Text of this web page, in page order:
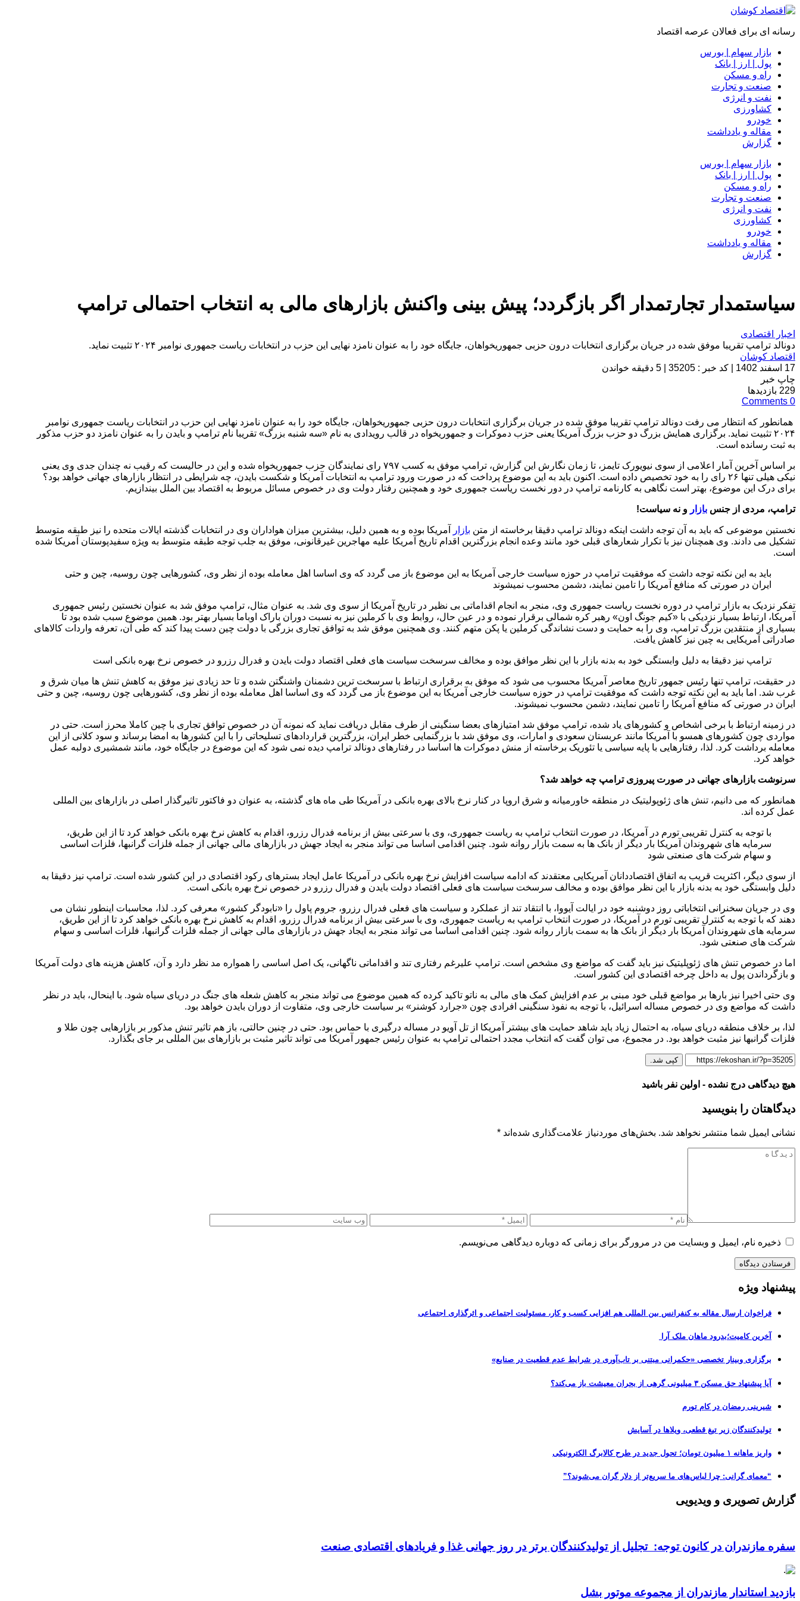
رسانه ای برای فعالان عرصه اقتصاد
بازار سهام | بورس
پول | ارز | بانک
راه و مسکن
صنعت و تجارت
نفت و انرژی
کشاورزی
خودرو
مقاله و یادداشت
گزارش
بازار سهام | بورس
پول | ارز | بانک
راه و مسکن
صنعت و تجارت
نفت و انرژی
کشاورزی
خودرو
مقاله و یادداشت
گزارش
سیاستمدار تجارتمدار اگر بازگردد؛ پیش بینی واکنش بازارهای مالی به انتخاب احتمالی ترامپ
اخبار اقتصادی
دونالد ترامپ تقریبا موفق شده در جریان برگزاری انتخابات درون حزبی جمهوریخواهان، جایگاه خود را به عنوان نامزد نهایی این حزب در انتخابات ریاست جمهوری نوامبر ۲۰۲۴ تثبیت نماید.
اقتصاد کوشان
17 اسفند 1402
کد خبر : 35205
5 دقیقه خواندن
چاپ خبر
229 بازدیدها
0
Comments
همانطور که انتظار می رفت دونالد ترامپ تقریبا موفق شده در جریان برگزاری انتخابات درون حزبی جمهوریخواهان، جایگاه خود را به عنوان نامزد نهایی این حزب در انتخابات ریاست جمهوری نوامبر
۲۰۲۴ تثبیت نماید. برگزاری همایش بزرگ دو حزب بزرگ آمریکا یعنی حزب دموکرات و جمهوریخواه در قالب رویدادی به نام «سه شنبه بزرگ» تقریبا نام ترامپ و بایدن را به عنوان نامزد دو حزب مذکور
به ثبت رسانده است.
بر اساس آخرین آمار اعلامی از سوی نیویورک تایمز، تا زمان نگارش این گزارش، ترامپ موفق به کسب ۷۹۷ رای نمایندگان حزب جمهوریخواه شده و این در حالیست که رقیب نه چندان جدی وی یعنی
نیکی هیلی تنها ۲۶ رای را به خود تخصیص داده است. اکنون باید به این موضوع پرداخت که در صورت ورود ترامپ به انتخابات آمریکا و شکست بایدن، چه شرایطی در انتظار بازارهای جهانی خواهد بود؟
برای درک این موضوع، بهتر است نگاهی به کارنامه ترامپ در دور نخست ریاست جمهوری خود و همچنین رفتار دولت وی در خصوص مسائل مربوط به اقتصاد بین الملل بیندازیم.
ترامپ، مردی از جنس بازار و نه سیاست!
نخستین موضوعی که باید به آن توجه داشت اینکه دونالد ترامپ دقیقا برخاسته از متن بازار
آمریکا بوده و به همین دلیل، بیشترین میزان هواداران وی در انتخابات گذشته ایالات متحده را نیز طبقه متوسط
تشکیل می دادند. وی همچنان نیز با تکرار شعارهای قبلی خود مانند وعده انجام بزرگترین اقدام تاریخ آمریکا علیه مهاجرین غیرقانونی، موفق به جلب توجه طبقه متوسط به ویژه سفیدپوستان آمریکا شده
است.
باید به این نکته توجه داشت که موفقیت ترامپ در حوزه سیاست خارجی آمریکا به این موضوع باز می گردد که وی اساسا اهل معامله بوده از نظر وی، کشورهایی چون روسیه، چین و حتی
ایران در صورتی که منافع آمریکا را تامین نمایند، دشمن محسوب نمیشوند
تفکر نزدیک به بازار ترامپ در دوره نخست ریاست جمهوری وی، منجر به انجام اقداماتی بی نظیر در تاریخ آمریکا از سوی وی شد. به عنوان مثال، ترامپ موفق شد به عنوان نخستین رئیس جمهوری
آمریکا، ارتباط بسیار نزدیکی با «کیم جونگ اون» رهبر کره شمالی برقرار نموده و در عین حال، روابط وی با کرملین نیز به نسبت دوران باراک اوباما بسیار بهتر بود. همین موضوع سبب شده بود تا
بسیاری از منتقدین بزرگ ترامپ، وی را به حمایت و دست نشاندگی کرملین یا پکن متهم کنند. وی همچنین موفق شد به توافق تجاری بزرگی با دولت چین دست پیدا کند که طی آن، تعرفه واردات کالاهای
صادراتی آمریکایی به چین نیز کاهش یافت.
ترامپ نیز دقیقا به دلیل وابستگی خود به بدنه بازار با این نظر موافق بوده و مخالف سرسخت سیاست های فعلی اقتصاد دولت بایدن و فدرال رزرو در خصوص نرخ بهره بانکی است
در حقیقت، ترامپ تنها رئیس جمهور تاریخ معاصر آمریکا محسوب می شود که موفق به برقراری ارتباط با سرسخت ترین دشمنان واشنگتن شده و تا حد زیادی نیز موفق به کاهش تنش ها میان شرق و
غرب شد. اما باید به این نکته توجه داشت که موفقیت ترامپ در حوزه سیاست خارجی آمریکا به این موضوع باز می گردد که وی اساسا اهل معامله بوده از نظر وی، کشورهایی چون روسیه، چین و حتی
ایران در صورتی که منافع آمریکا را تامین نمایند، دشمن محسوب نمیشوند.
در زمینه ارتباط با برخی اشخاص و کشورهای یاد شده، ترامپ موفق شد امتیازهای بعضا سنگینی از طرف مقابل دریافت نماید که نمونه آن در خصوص توافق تجاری با چین کاملا محرز است. حتی در
مواردی چون کشورهای همسو با آمریکا مانند عربستان سعودی و امارات، وی موفق شد با بزرگنمایی خطر ایران، بزرگترین قراردادهای تسلیحاتی را با این کشورها به امضا برساند و سود کلانی از این
معامله برداشت کرد. لذا، رفتارهایی با پایه سیاسی یا تئوریک برخاسته از منش دموکرات ها اساسا در رفتارهای دونالد ترامپ دیده نمی شود که این موضوع در جایگاه خود، مانند شمشیری دولبه عمل
خواهد کرد.
سرنوشت بازارهای جهانی در صورت پیروزی ترامپ چه خواهد شد؟
همانطور که می دانیم، تنش های ژئوپولیتیک در منطقه خاورمیانه و شرق اروپا در کنار نرخ بالای بهره بانکی در آمریکا طی ماه های گذشته، به عنوان دو فاکتور تاثیرگذار اصلی در بازارهای بین المللی
عمل کرده اند.
با توجه به کنترل تقریبی تورم در آمریکا، در صورت انتخاب ترامپ به ریاست جمهوری، وی با سرعتی بیش از برنامه فدرال رزرو، اقدام به کاهش نرخ بهره بانکی خواهد کرد تا از این طریق،
سرمایه های شهروندان آمریکا بار دیگر از بانک ها به سمت بازار روانه شود. چنین اقدامی اساسا می تواند منجر به ایجاد جهش در بازارهای مالی جهانی از جمله فلزات گرانبها، فلزات اساسی
و سهام شرکت های صنعتی شود
از سوی دیگر، اکثریت قریب به اتفاق اقتصاددانان آمریکایی معتقدند که ادامه سیاست افزایش نرخ بهره بانکی در آمریکا عامل ایجاد بسترهای رکود اقتصادی در این کشور شده است. ترامپ نیز دقیقا به
دلیل وابستگی خود به بدنه بازار با این نظر موافق بوده و مخالف سرسخت سیاست های فعلی اقتصاد دولت بایدن و فدرال رزرو در خصوص نرخ بهره بانکی است.
وی در جریان سخنرانی انتخاباتی روز دوشنبه خود در ایالت آیووا، با انتقاد تند از عملکرد و سیاست های فعلی فدرال رزرو، جروم پاول را «نابودگر کشور» معرفی کرد. لذا، محاسبات اینطور نشان می
دهند که با توجه به کنترل تقریبی تورم در آمریکا، در صورت انتخاب ترامپ به ریاست جمهوری، وی با سرعتی بیش از برنامه فدرال رزرو، اقدام به کاهش نرخ بهره بانکی خواهد کرد تا از این طریق،
سرمایه های شهروندان آمریکا بار دیگر از بانک ها به سمت بازار روانه شود. چنین اقدامی اساسا می تواند منجر به ایجاد جهش در بازارهای مالی جهانی از جمله فلزات گرانبها، فلزات اساسی و سهام
شرکت های صنعتی شود.
اما در خصوص تنش های ژئوپلیتیک نیز باید گفت که مواضع وی مشخص است. ترامپ علیرغم رفتاری تند و اقداماتی ناگهانی، یک اصل اساسی را همواره مد نظر دارد و آن، کاهش هزینه های دولت آمریکا
و بازگرداندن پول به داخل چرخه اقتصادی این کشور است.
وی حتی اخیرا نیز بارها بر مواضع قبلی خود مبنی بر عدم افزایش کمک های مالی به ناتو تاکید کرده که همین موضوع می تواند منجر به کاهش شعله های جنگ در دریای سیاه شود. با اینحال، باید در نظر
داشت که مواضع وی در خصوص مساله اسرائیل، با توجه به نفوذ سنگینی افرادی چون «جرارد کوشنر» بر سیاست خارجی وی، متفاوت از دوران بایدن خواهد بود.
لذا، بر خلاف منطقه دریای سیاه، به احتمال زیاد باید شاهد حمایت های بیشتر آمریکا از تل آویو در مساله درگیری با حماس بود. حتی در چنین حالتی، باز هم تاثیر تنش مذکور بر بازارهایی چون طلا و
فلزات گرانبها نیز مثبت خواهد بود. در مجموع، می توان گفت که انتخاب مجدد احتمالی ترامپ به عنوان رئیس جمهور آمریکا می تواند تاثیر مثبت بر بازارهای بین المللی بر جای بگذارد.
کپی شد.
هیچ دیدگاهی درج نشده - اولین نفر باشید
دیدگاهتان را بنویسید
نشانی ایمیل شما منتشر نخواهد شد. بخش‌های موردنیاز علامت‌گذاری شده‌اند *
ذخیره نام، ایمیل و وبسایت من در مرورگر برای زمانی که دوباره دیدگاهی می‌نویسم.
پیشنهاد ویژه
فراخوان ارسال مقاله به کنفرانس بین المللی هم افزایی کسب و کار، مسئولیت اجتماعی و اثرگذاری اجتماعی
آخرین کامیت؛بدرود ماهان ملک آرا
برگزاری وبینار تخصصی «حکمرانی مبتنی بر تاب‌آوری در شرایط عدم قطعیت در صنایع»
آیا پیشنهاد حق مسکن ۳ میلیونی گرهی از بحران معیشت باز می‌کند؟
شیرینی رمضان در کام تورم
تولیدکنندگان زیر تیغ قطعی، ویلاها در آسایش
واریز ماهانه ۱ میلیون تومان؛ تحول جدید در طرح کالابرگ الکترونیکی
“معمای گرانی: چرا لباس‌های ما سریع‌تر از دلار گران می‌شوند؟”
گزارش تصویری و ویدیویی
سفره مازندران در کانون توجه: تجلیل از تولیدکنندگان برتر در روز جهانی غذا و فریادهای اقتصادی صنعت
بازدید استاندار مازندران از مجموعه موتور بشل